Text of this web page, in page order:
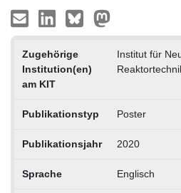
Zugehörige
Institution(en)
am KIT
Institut für
Publikationstyp Poster
Publikationsjahr 2020
Sprache Englisch